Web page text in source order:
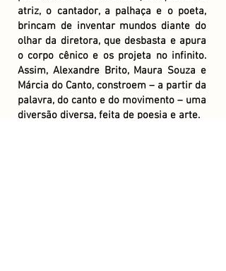
atriz, o cantador, a palhaça e o poeta,
brincam de inventar mundos diante do
olhar da diretora, que desbasta e apura
o corpo cênico e os projeta no infinito.
Assim, Alexandre Brito, Maura Souza e
Márcia do Canto, constroem – a partir da
palavra, do canto e do movimento – uma
diversão diversa, feita de poesia e arte.